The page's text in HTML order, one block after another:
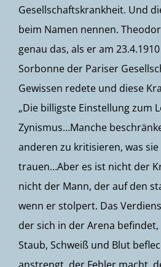
Gesellschaftskrankheit. Und
beim Namen nennen.
genau das, als er am
Sorbonne der Pariser
Gewissen redete und diese
„Die billigste Einstellung zum
Zynismus…Manche
anderen zu kritisieren, was
trauen…Aber es ist nicht der
nicht der Mann, der auf den
wenn er stolpert. Das
der sich in der Arena
Staub, Schweiß und Blut